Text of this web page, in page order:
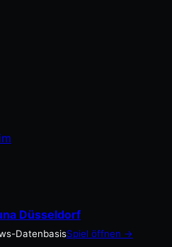
Düsseldorf
DatenbasisSpiel öffnen →